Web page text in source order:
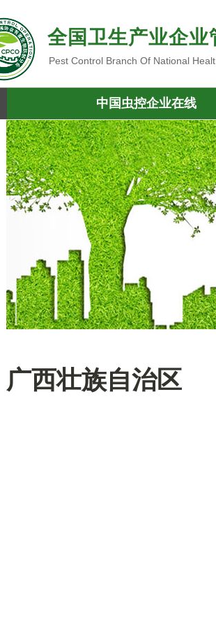
全国卫生产业企
Pest Control Branch Of National
中国虫控企业在线
广西壮族自治区